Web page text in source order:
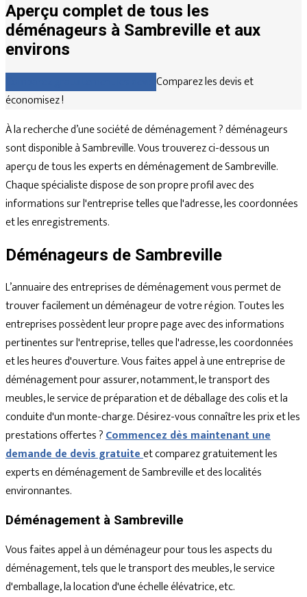
Aperçu complet de tous les
déménageurs à Sambreville et aux
environs
Comparez les devis et
économisez !
À la recherche d’une société de déménagement ? déménageurs
sont disponible à Sambreville. Vous trouverez ci-dessous un
aperçu de tous les experts en déménagement de Sambreville.
Chaque spécialiste dispose de son propre profil avec des
informations sur l'entreprise telles que l'adresse, les coordonnées
et les enregistrements.
Déménageurs de Sambreville
L’annuaire des entreprises de déménagement vous permet de
trouver facilement un déménageur de votre région. Toutes les
entreprises possèdent leur propre page avec des informations
pertinentes sur l'entreprise, telles que l'adresse, les coordonnées
et les heures d'ouverture. Vous faites appel à une entreprise de
déménagement pour assurer, notamment, le transport des
meubles, le service de préparation et de déballage des colis et la
conduite d'un monte-charge. Désirez-vous connaître les prix et les
prestations offertes ?Commencez dès maintenant une
demande de devis gratuiteet comparez gratuitement les
experts en déménagement de Sambreville et des localités
environnantes.
Déménagement à Sambreville
Vous faites appel à un déménageur pour tous les aspects du
déménagement, tels que le transport des meubles, le service
d'emballage, la location d'une échelle élévatrice, etc.